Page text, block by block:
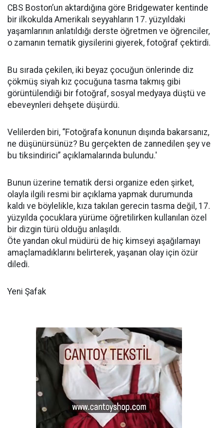
CBS Boston’un aktardığına göre Bridgewater kentinde
bir ilkokulda Amerikalı seyyahların 17. yüzyıldaki
yaşamlarının anlatıldığı derste öğretmen ve öğrenciler,
o zamanın tematik giysilerini giyerek, fotoğraf çektirdi.
Bu sırada çekilen, iki beyaz çocuğun önlerinde diz
çökmüş siyah kız çocuğuna tasma takmış gibi
görüntülendiği bir fotoğraf, sosyal medyaya düştü ve
ebeveynleri dehşete düşürdü.
Velilerden biri, “Fotoğrafa konunun dışında bakarsanız,
ne düşünürsünüz? Bu gerçekten de zannedilen şey ve
bu tiksindirici” açıklamalarında bulundu.'
Bunun üzerine tematik dersi organize eden şirket,
olayla ilgili resmi bir açıklama yapmak durumunda
kaldı ve böylelikle, kıza takılan gerecin tasma değil, 17.
yüzyılda çocuklara yürüme öğretilirken kullanılan özel
bir dizgin türü olduğu anlaşıldı.
Öte yandan okul müdürü de hiç kimseyi aşağılamayı
amaçlamadıklarını belirterek, yaşanan olay için özür
diledi.
Yeni Şafak